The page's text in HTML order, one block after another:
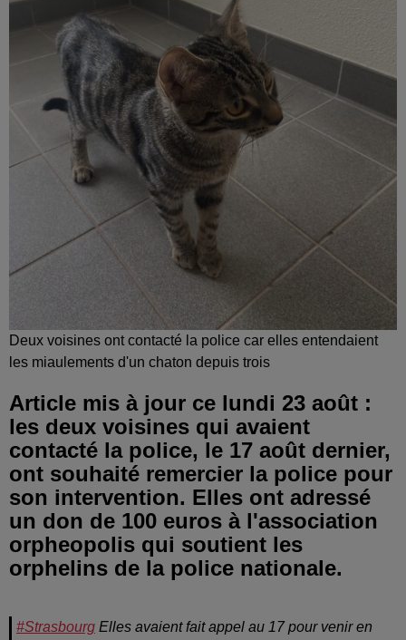
Deux voisines ont contacté la police car elles entendaient
les miaulements d'un chaton depuis trois
Article mis à jour ce lundi 23 août :
les deux voisines qui avaient
contacté la police, le 17 août dernier,
ont souhaité remercier la police pour
son intervention. Elles ont adressé
un don de 100 euros à l'association
orpheopolis qui soutient les
orphelins de la police nationale.
#Strasbourg Elles avaient fait appel au 17 pour venir en